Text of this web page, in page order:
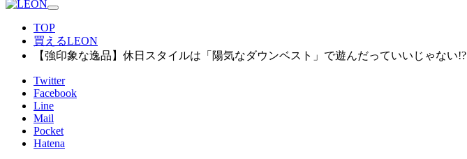
TOP
買えるLEON
【強印象な逸品】休日スタイルは「陽気なダウンベスト」で遊んだっていいじゃない!?
Twitter
Facebook
Line
Mail
Pocket
Hatena